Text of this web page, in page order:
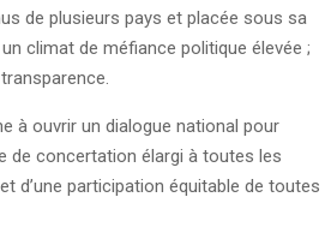
de plusieurs pays et placée sous sa
climat de méfiance politique élevée ;
à ouvrir un dialogue national pour
de concertation élargi à toutes les
d’une participation équitable de toutes